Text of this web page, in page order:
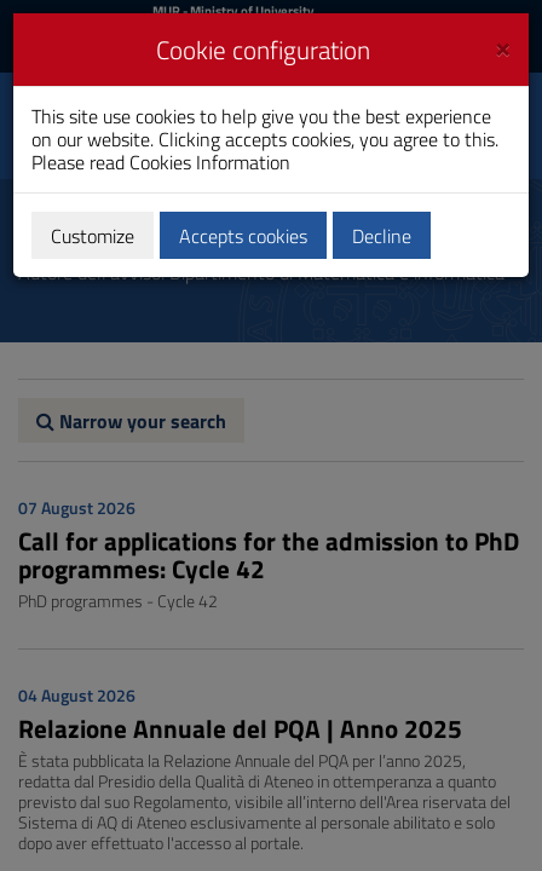
Skip
Content
to
Go
MIUR
Login
MUR- Ministry of University
Login UniCA News
Toggle
navigation
University of
Cagliari
Communication
Autore dell'avviso: Dipartimento di Matematica e informatica
Narrow your search
07 August 2026
Call for applications for the admission to PhD
programmes: Cycle 42
PhD programmes - Cycle 42
04 August 2026
Relazione Annuale del PQA | Anno 2025
È stata pubblicata la Relazione Annuale del PQA per l’anno 2025,
redatta dal Presidio della Qualità di Ateneo in ottemperanza a quanto
previsto dal suo Regolamento, visibile all’interno dell'Area riservata del
Sistema di AQ di Ateneo esclusivamente al personale abilitato e solo
dopo aver effettuato l'accesso al portale.
×
Cookie configuration
This site use cookies to help give you the best experience
on our website. Clicking accepts cookies, you agree to this.
Please read Cookies Information
Customize Accepts cookies Decline